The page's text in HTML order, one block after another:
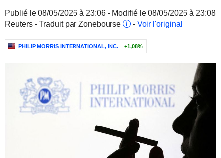
Publié le 08/05/2026 à 23:06 - Modifié le 08/05/2026 à 23:08
Reuters - Traduit par Zonebourse
- Voir l'original
PHILIP MORRIS INTERNATIONAL, INC. +1,08%